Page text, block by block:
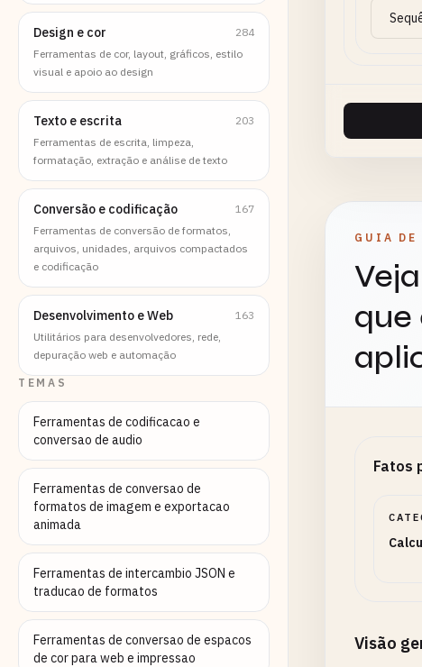
Design e cor
284
Ferramentas de cor, layout, gráficos, estilo
visual e apoio ao design
Texto e escrita
203
Ferramentas de escrita, limpeza,
formatação, extração e análise de texto
Conversão e codificação
167
Ferramentas de conversão de formatos,
arquivos, unidades, arquivos compactados
e codificação
Desenvolvimento e Web
163
Utilitários para desenvolvedores, rede,
depuração web e automação
TEMAS
Ferramentas de codificacao e
conversao de audio
Ferramentas de conversao de
formatos de imagem e exportacao
animada
Ferramentas de intercambio JSON e
traducao de formatos
Ferramentas de conversao de espacos
de cor para web e impressao
GUIA DE
que
Fatos
Visão